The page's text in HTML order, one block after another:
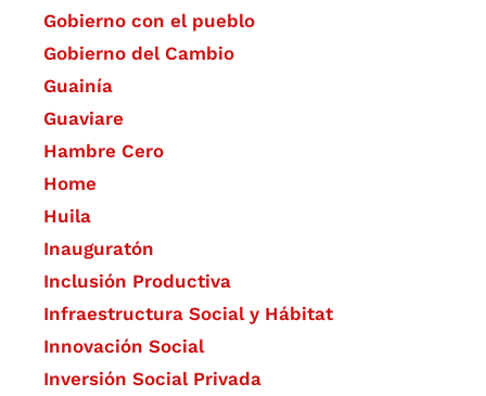
Gobierno con el pueblo
Gobierno del Cambio
Guainía
Guaviare
Hambre Cero
Home
Huila
Inauguratón
Inclusión Productiva
Infraestructura Social y Hábitat
​Innovación Social
Inversión Social Privada